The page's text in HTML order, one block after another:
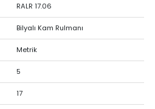
RALR 17.06
Bilyalı Kam Rulmanı
Metrik
5
17